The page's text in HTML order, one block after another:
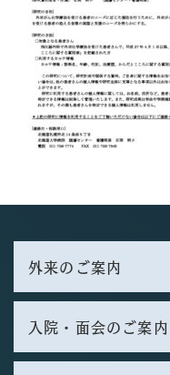
外来のご案内
入院・面会のご案内